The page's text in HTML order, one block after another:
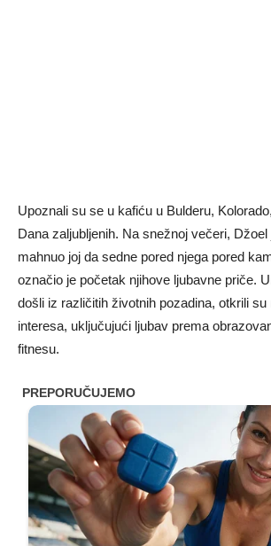
Upoznali su se u kafiću u Bulderu,
Dana zaljubljenih. Na snežnoj večeri, Džoel
mahnuo joj da sedne pored njega pored
označio je početak njihove ljubavne priče.
došli iz različitih životnih pozadina, otkrili
interesa, uključujući ljubav prema
fitnesu.